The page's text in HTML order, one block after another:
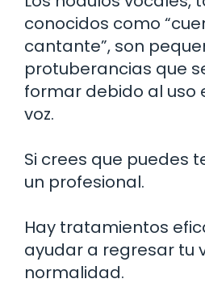
conocidos como
cantante”, son
protuberancias que
formar debido al uso
voz.
Si crees que puedes
un profesional.
Hay tratamientos
ayudar a regresar tu
normalidad.